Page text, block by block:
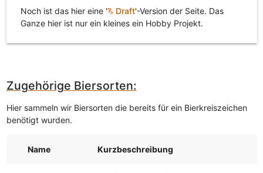
Noch ist das hier eine ' Draft'-Version der Seite. Das
Ganze hier ist nur ein kleines ein Hobby Projekt.
Zugehörige Biersorten:
Hier sammeln wir Biersorten die bereits für ein Bierkreiszeichen
benötigt wurden.
Name Kurzbeschreibung